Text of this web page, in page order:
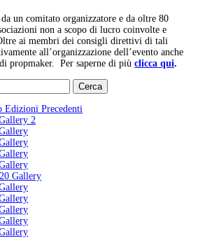
un comitato organizzatore e da oltre 80
non a scopo di lucro coinvolte e
ai membri dei consigli direttivi di tali
all’organizzazione dell’evento anche
propmaker. Per saperne di più clicca qui.
Precedenti
2
Gallery